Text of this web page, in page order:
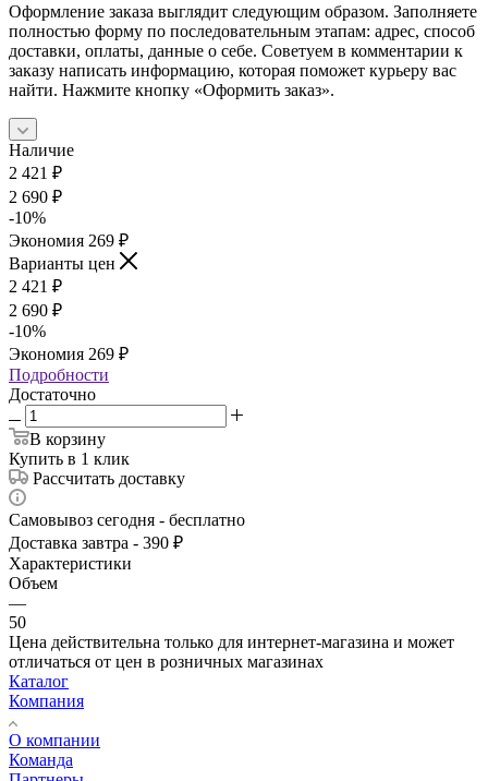
Оформление заказа выглядит следующим образом. Заполняете
полностью форму по последовательным этапам: адрес, способ
доставки, оплаты, данные о себе. Советуем в комментарии к
заказу написать информацию, которая поможет курьеру вас
найти. Нажмите кнопку «Оформить заказ».
Наличие
2 421 ₽
2 690 ₽
-10%
Экономия 269 ₽
Варианты цен
2 421 ₽
2 690 ₽
-10%
Экономия 269 ₽
Подробности
Достаточно
В корзину
Купить в 1 клик
Рассчитать доставку
Самовывоз сегодня - бесплатно
Доставка завтра - 390 ₽
Характеристики
Объем
—
50
Цена действительна только для интернет-магазина и может
отличаться от цен в розничных магазинах
Каталог
Компания
О компании
Команда